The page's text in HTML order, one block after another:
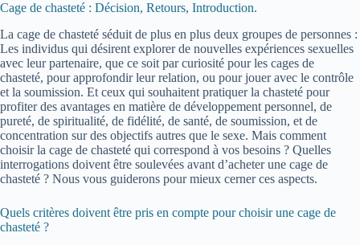
Cage de chasteté : Décision, Retours, Introduction.
La cage de chasteté séduit de plus en plus deux groupes de personnes :
Les individus qui désirent explorer de nouvelles expériences sexuelles
avec leur partenaire, que ce soit par curiosité pour les cages de
chasteté, pour approfondir leur relation, ou pour jouer avec le contrôle
et la soumission. Et ceux qui souhaitent pratiquer la chasteté pour
profiter des avantages en matière de développement personnel, de
pureté, de spiritualité, de fidélité, de santé, de soumission, et de
concentration sur des objectifs autres que le sexe. Mais comment
choisir la cage de chasteté qui correspond à vos besoins ? Quelles
interrogations doivent être soulevées avant d’acheter une cage de
chasteté ? Nous vous guiderons pour mieux cerner ces aspects.
Quels critères doivent être pris en compte pour choisir une cage de
chasteté ?